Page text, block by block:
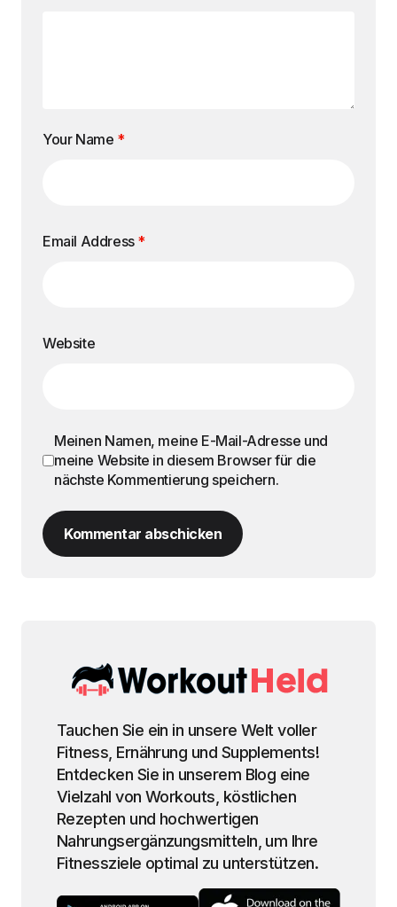
Your Name *
Email Address *
Website
Meinen Namen, meine E-Mail-Adresse und
meine Website in diesem Browser für die
nächste Kommentierung speichern.
Kommentar abschicken
Tauchen Sie ein in unsere Welt voller
Fitness, Ernährung und Supplements!
Entdecken Sie in unserem Blog eine
Vielzahl von Workouts, köstlichen
Rezepten und hochwertigen
Nahrungsergänzungsmitteln, um Ihre
Fitnessziele optimal zu unterstützen.